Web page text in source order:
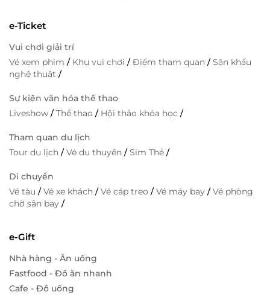
e-Ticket
Vui chơi giải trí
Vé xem phim / Khu vui chơi /Điểm tham quan /Sân khấu
nghệ thuật /
Sự kiện văn hóa thể thao
Liveshow /Thể thao / Hội thảo khóa học /
Tham quan du lịch
Tour du lịch /Vé du thuyền /Sim Thẻ /
Di chuyển
Vé tàu /Vé xe khách /Vé cáp treo /Vé máy bay /Vé phòng
chờ sân bay /
e-Gift
Nhà hàng - Ăn uống
Fastfood - Đồ ăn nhanh
Cafe - Đồ uống